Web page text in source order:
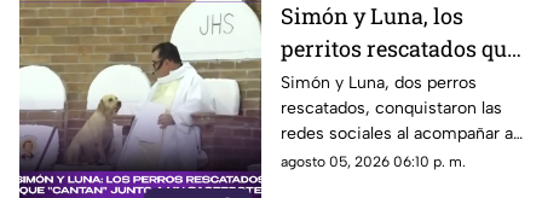
Simón y Luna, los
perritos rescatados que
enternecen a todos al
acompañar a un
sacerdote
Simón y Luna, dos perros
rescatados, conquistaron las
redes sociales al acompañar al
padre Carlos Mario Peña en
agosto 05, 2026 06:10 p. m.